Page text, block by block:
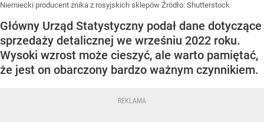
Niemiecki producent znika z rosyjskich sklepów Źródło: Shutterstock
Główny Urząd Statystyczny podał dane dotyczące
sprzedaży detalicznej we wrześniu 2022 roku.
Wysoki wzrost może cieszyć, ale warto pamiętać,
że jest on obarczony bardzo ważnym czynnikiem.